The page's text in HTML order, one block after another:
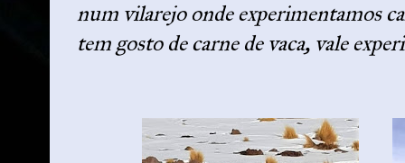
num vilarejo onde experimentamos
tem gosto de carne de vaca, vale